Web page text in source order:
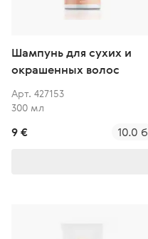
Шампунь для сухих и
окрашенных волос
Арт. 427153
300 мл
9 € 10.0 б